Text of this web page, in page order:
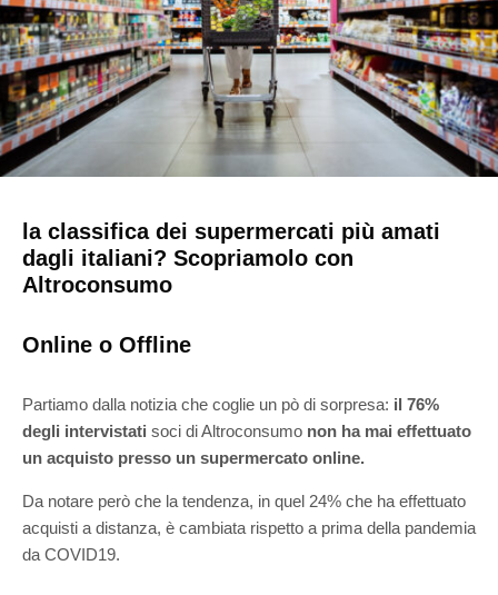
la classifica dei supermercati più amati
dagli italiani? Scopriamolo con
Altroconsumo
Online o Offline
Partiamo dalla notizia che coglie un pò di sorpresa: il 76%
degli intervistati soci di Altroconsumo non ha mai effettuato
un acquisto presso un supermercato online.
Da notare però che la tendenza, in quel 24% che ha effettuato
acquisti a distanza, è cambiata rispetto a prima della pandemia
da COVID19.